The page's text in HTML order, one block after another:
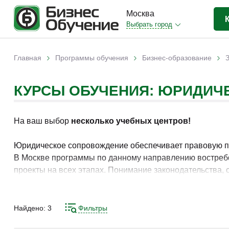
Москва
Выбрать город
Отраслевые (247)
Промышленное обучение (11)
Компьютерная грамотность
Дизайн (3)
Личностный рост
Главная › Программы обучения › Бизнес-образование ›
КУРСЫ ОБУЧЕНИЯ:
На ваш выбор несколько учебных центров!
Юридическое сопровождение обеспечивает правовую
В Москве программы по данному направлению
проекты на всех этапах. Понимание
Освоение инструментов подготовки и анализа
Найдено: 3 Фильтры